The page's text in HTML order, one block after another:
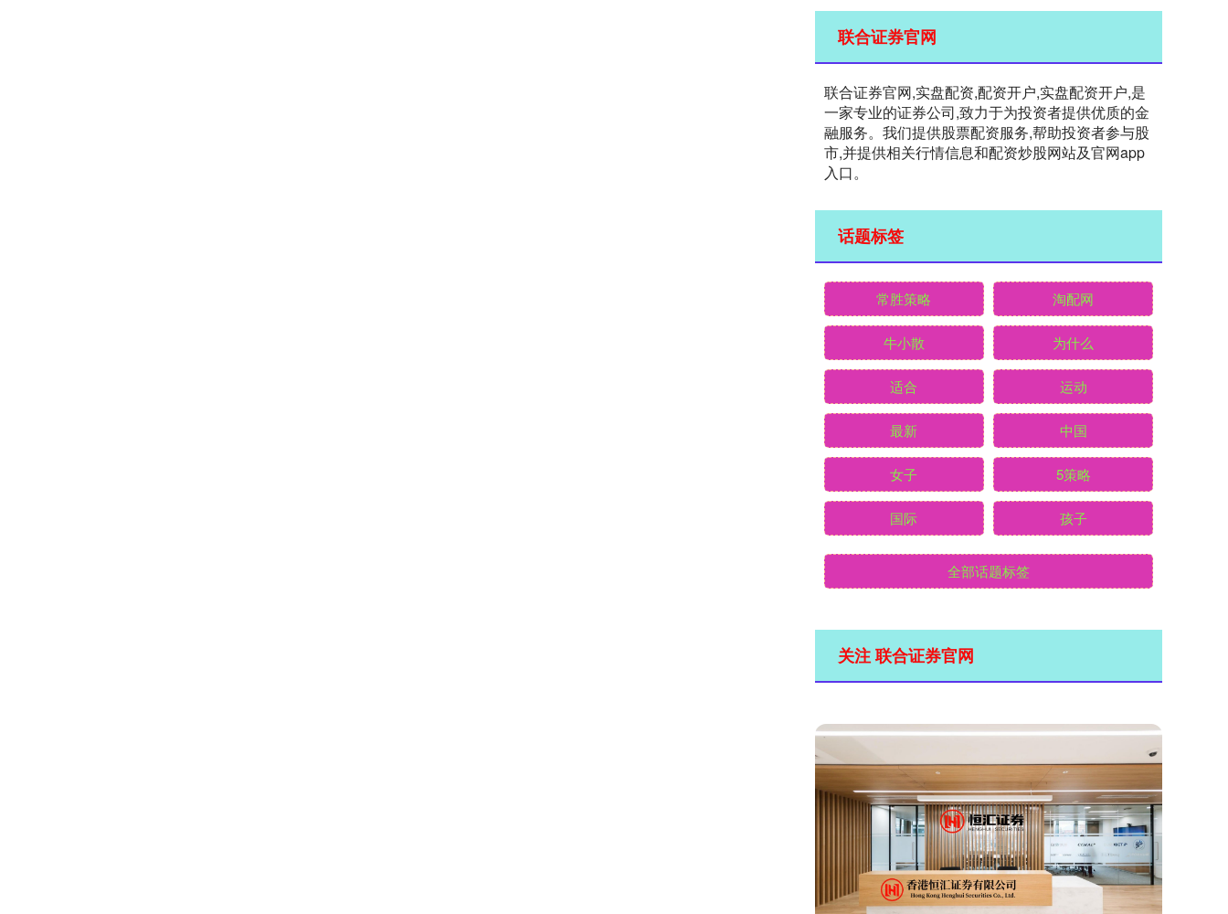
联合证券官网
联合证券官网,实盘配资,配资开户,实盘配资开户,是
一家专业的证券公司,致力于为投资者提供优质的金
融服务。我们提供股票配资服务,帮助投资者参与股
市,并提供相关行情信息和配资炒股网站及官网app
入口。
话题标签
常胜策略 淘配网
牛小散 为什么
适合 运动
最新 中国
女子 5策略
国际 孩子
全部话题标签
关注 联合证券官网